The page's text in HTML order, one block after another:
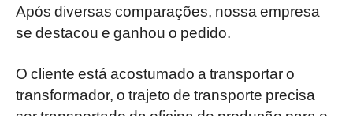
Após diversas comparações, nossa empresa
se destacou e ganhou o pedido.
O cliente está acostumado a transportar o
transformador, o trajeto de transporte precisa